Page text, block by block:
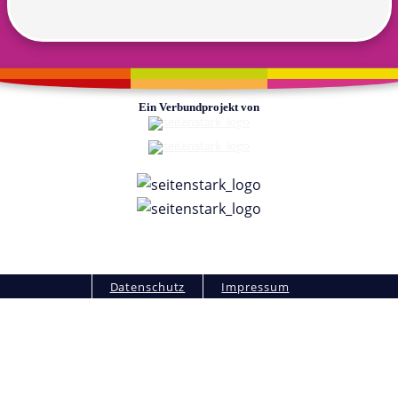
Ein Verbundprojekt von
Datenschutz Impressum